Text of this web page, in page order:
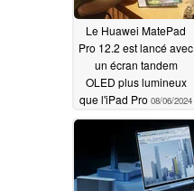
Le Huawei MatePad
Pro 12.2 est lancé avec
un écran tandem
OLED plus lumineux
que l'iPad Pro 08/06/2024